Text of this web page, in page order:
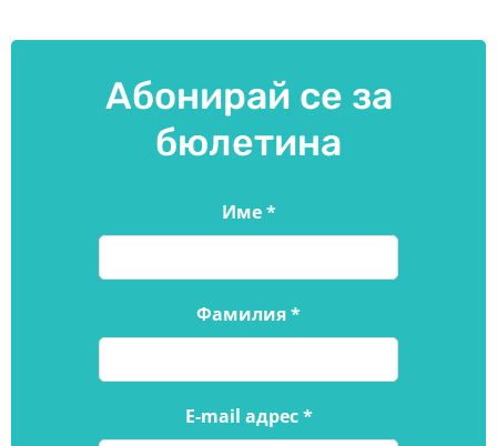
Абонирай се за
бюлетина
Име*
Фамилия*
E-mail адрес*